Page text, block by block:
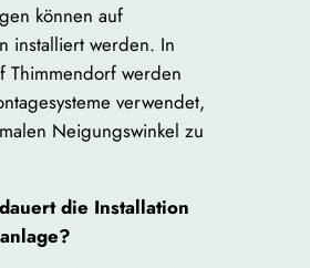
können auf
installiert werden. In
Thimmendorf werden
verwendet,
Neigungswinkel zu
die Installation